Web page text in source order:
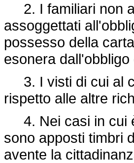
2. I familiari non
assoggettati
possesso della
esonera
3. I visti di cui al
rispetto alle altre
4. Nei casi in cui
sono apposti timbri
avente la